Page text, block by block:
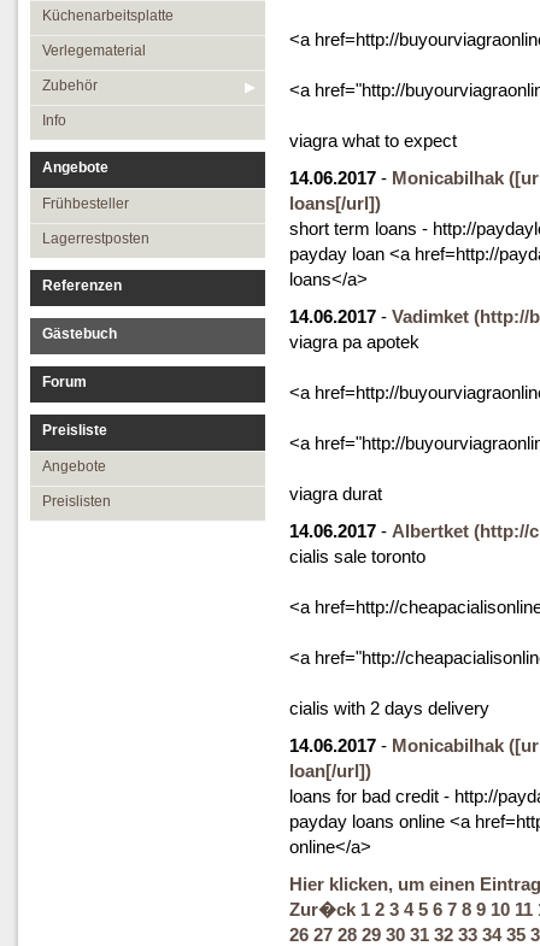
Küchenarbeitsplatte
Verlegematerial
Zubehör
Info
Angebote
Frühbesteller
Lagerrestposten
Referenzen
Gästebuch
Forum
Preisliste
Angebote
Preislisten
<a href=http://
<a href="http://
viagra what to expect
14.06.2017 - Monicabilhak
loans[/url])
short term loans - http://
payday loan <a href=http://
loans</a>
14.06.2017 - Vadimket (http://
viagra pa apotek
<a href=http://
<a href="http://
viagra durat
14.06.2017 - Albertket (http://
cialis sale toronto
<a href=http://
<a href="http://
cialis with 2 days delivery
14.06.2017 - Monicabilhak
loan[/url])
loans for bad credit - http://
payday loans online <a
online</a>
Hier klicken, um einen
Zur�ck 1 2 3 4 5 6 7 8 9 10 11
26 27 28 29 30 31 32 33 34 35